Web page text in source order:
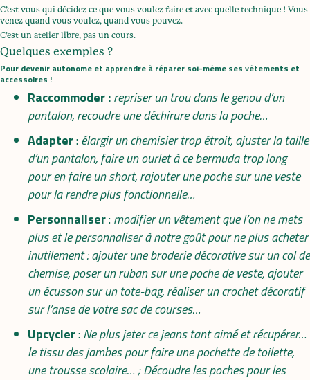
C’est vous qui décidez ce que vous voulez faire et avec quelle technique ! Vous
venez quand vous voulez, quand vous pouvez.
C’est un atelier libre, pas un cours.
Quelques exemples ?
Pour devenir autonome et apprendre à réparer soi-même ses vêtements et
accessoires !
Raccommoder :repriser un trou dans le genou d’un
pantalon, recoudre une déchirure dans la poche…
Adapter:élargir un chemisier trop étroit, ajuster la taille
d’un pantalon, faire un ourlet à ce bermuda trop long
pour en faire un short, rajouter une poche sur une veste
pour la rendre plus fonctionnelle…
Personnaliser:modifier un vêtement que l’on ne mets
plus et le personnaliser à notre goût pour ne plus acheter
inutilement : ajouter une broderie décorative sur un col de
chemise, poser un ruban sur une poche de veste, ajouter
un écusson sur un tote-bag, réaliser un crochet décoratif
sur l’anse de votre sac de courses…
Upcycler:Ne plus jeter ce jeans tant aimé et récupérer…
le tissu des jambes pour faire une pochette de toilette,
une trousse scolaire… ; Découdre les poches pour les